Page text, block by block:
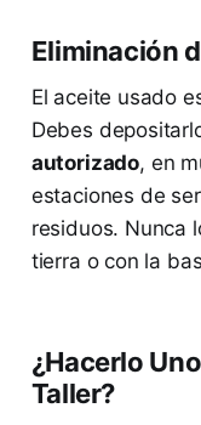
Eliminación
El aceite usado
Debes
autorizado, en
estaciones de
residuos. Nunca
tierra o con la
¿Hacerlo
Taller?